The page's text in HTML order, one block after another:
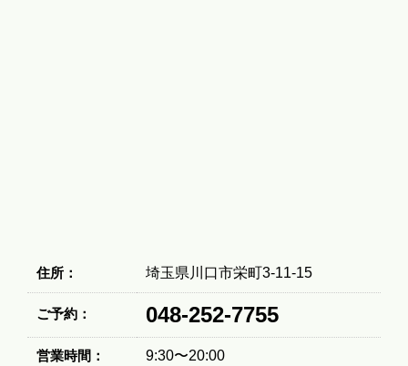
住所： 埼玉県川口市栄町3-11-15
ご予約： 048-252-7755
営業時間： 9:30〜20:00